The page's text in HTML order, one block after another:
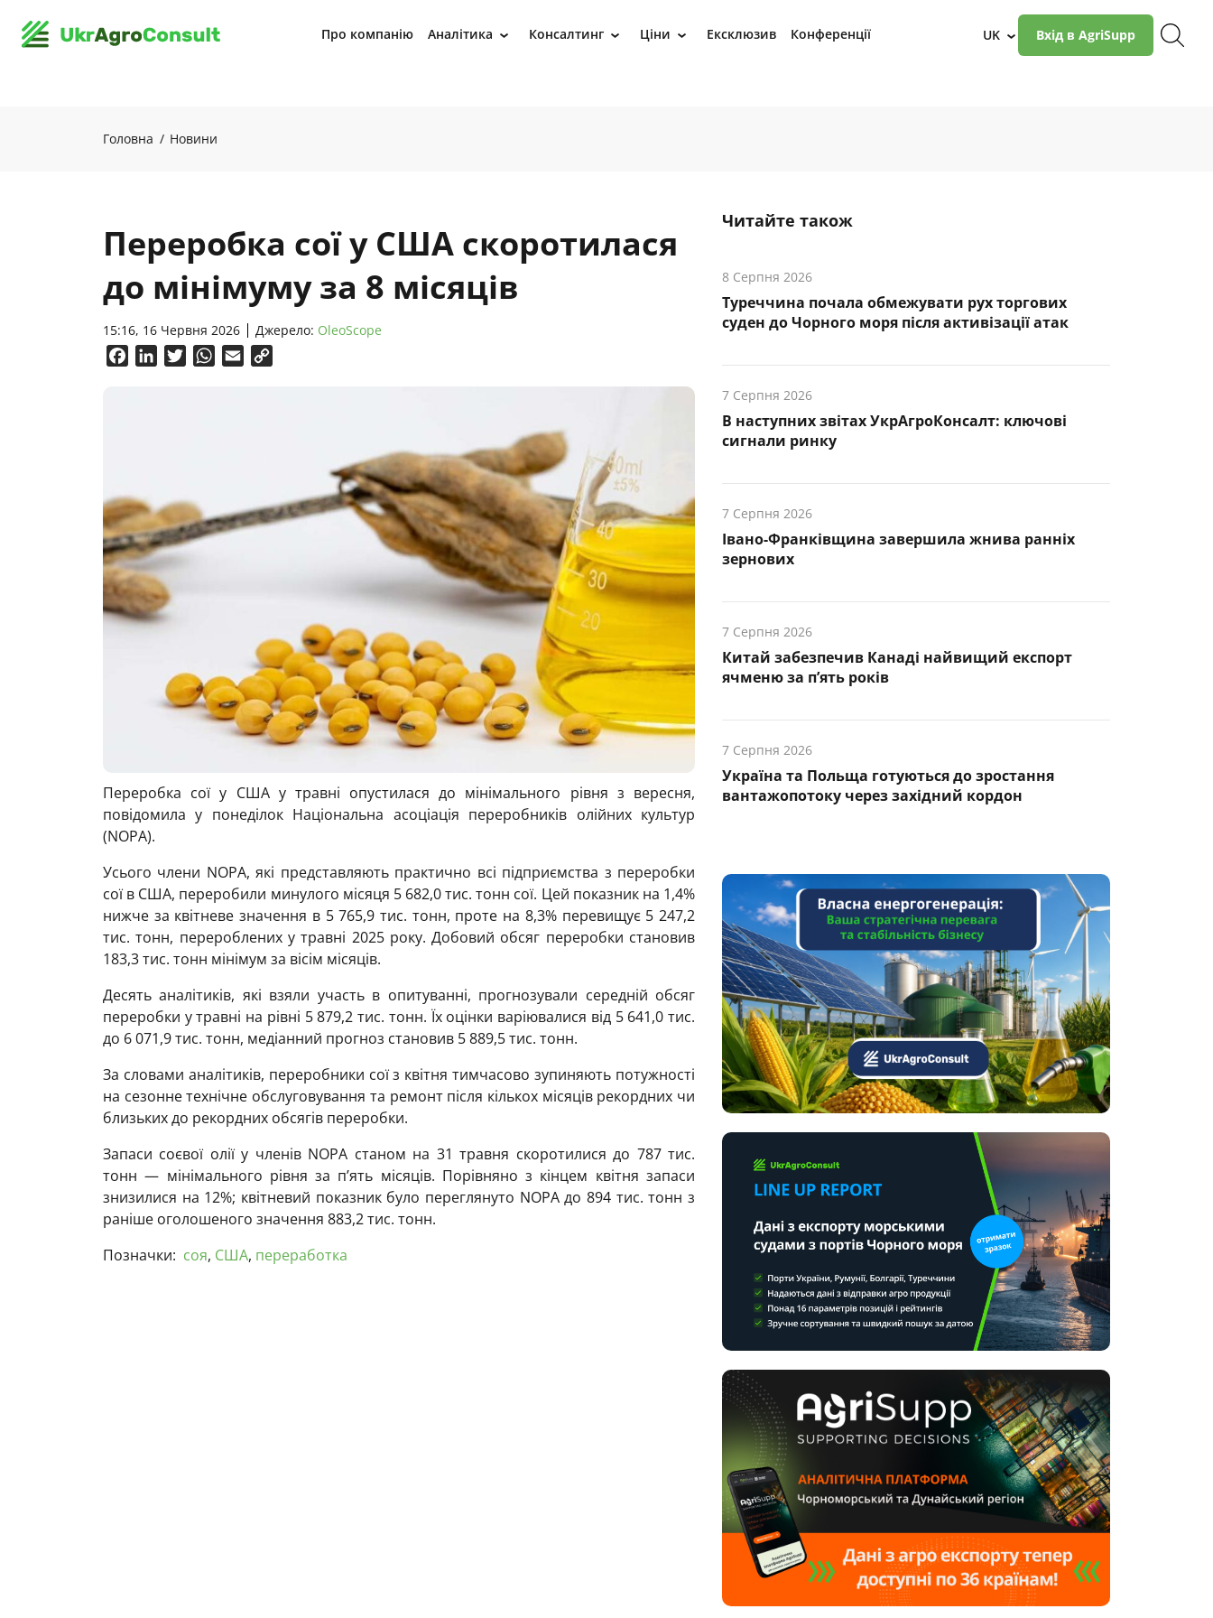
Про компанію Аналітика › Консалтинг › Ціни › Ексклюзив Конференції UK › Вхід в AgriSupp
Головна Новини
Переробка сої у США скоротилася
до мінімуму за 8 місяців
15:16, 16 Червня 2026 Джерело: OleoScope
FacebookLinkedInTwitterWhatsApp
Email
Переробка сої у США у травні опустилася до мінімального рівня з вересня,
повідомила у понеділок Національна асоціація переробників олійних культур
(NOPA).
Усього члени NOPA, які представляють практично всі підприємства з переробки
сої в США, переробили минулого місяця 5 682,0 тис. тонн сої. Цей показник на 1,4%
нижче за квітневе значення в 5 765,9 тис. тонн, проте на 8,3% перевищує 5 247,2
тис. тонн, перероблених у травні 2025 року. Добовий обсяг переробки становив
183,3 тис. тонн мінімум за вісім місяців.
Десять аналітиків, які взяли участь в опитуванні, прогнозували середній обсяг
переробки у травні на рівні 5 879,2 тис. тонн. Їх оцінки варіювалися від 5 641,0 тис.
до 6 071,9 тис. тонн, медіанний прогноз становив 5 889,5 тис. тонн.
За словами аналітиків, переробники сої з квітня тимчасово зупиняють потужності
на сезонне технічне обслуговування та ремонт після кількох місяців рекордних чи
близьких до рекордних обсягів переробки.
Запаси соєвої олії у членів NOPA станом на 31 травня скоротилися до 787 тис.
тонн — мінімального рівня за п’ять місяців. Порівняно з кінцем квітня запаси
знизилися на 12%; квітневий показник було переглянуто NOPA до 894 тис. тонн з
раніше оголошеного значення 883,2 тис. тонн.
Позначки: соя, США, переработка
Читайте також
8 Серпня 2026
Туреччина почала обмежувати рух торгових
суден до Чорного моря після активізації атак
7 Серпня 2026
В наступних звітах УкрАгроКонсалт: ключові
cигнали ринку
7 Серпня 2026
Івано-Франківщина завершила жнива ранніх
зернових
7 Серпня 2026
Китай забезпечив Канаді найвищий експорт
ячменю за п’ять років
7 Серпня 2026
Україна та Польща готуються до зростання
вантажопотоку через західний кордон